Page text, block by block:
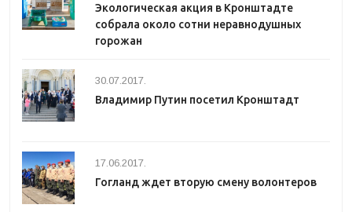
Экологическая акция в Кронштадте
собрала около сотни неравнодушных
горожан
30.07.2017.
Владимир Путин посетил Кронштадт
17.06.2017.
Гогланд ждет вторую смену волонтеров